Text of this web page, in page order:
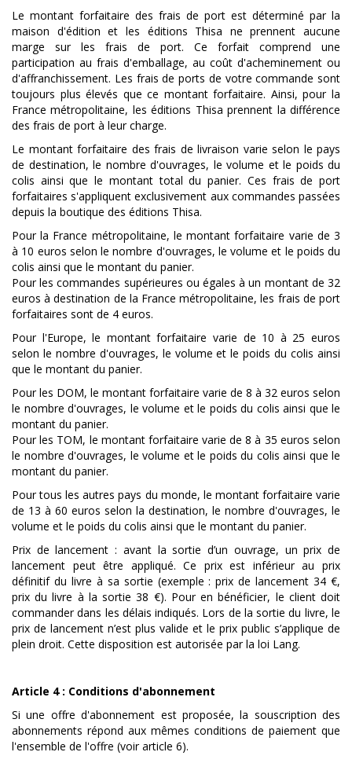
Le montant forfaitaire des frais de port est déterminé par la
maison d'édition et les éditions Thisa ne prennent aucune
marge sur les frais de port. Ce forfait comprend une
participation au frais d'emballage, au coût d'acheminement ou
d'affranchissement. Les frais de ports de votre commande sont
toujours plus élevés que ce montant forfaitaire. Ainsi, pour la
France métropolitaine, les éditions Thisa prennent la différence
des frais de port à leur charge.
Le montant forfaitaire des frais de livraison varie selon le pays
de destination, le nombre d'ouvrages, le volume et le poids du
colis ainsi que le montant total du panier. Ces frais de port
forfaitaires s'appliquent exclusivement aux commandes passées
depuis la boutique des éditions Thisa.
Pour la France métropolitaine, le montant forfaitaire varie de 3
à 10 euros selon le nombre d'ouvrages, le volume et le poids du
colis ainsi que le montant du panier.
Pour les commandes supérieures ou égales à un montant de 32
euros à destination de la France métropolitaine, les frais de port
forfaitaires sont de 4 euros.
Pour l'Europe, le montant forfaitaire varie de 10 à 25 euros
selon le nombre d'ouvrages, le volume et le poids du colis ainsi
que le montant du panier.
Pour les DOM, le montant forfaitaire varie de 8 à 32 euros selon
le nombre d'ouvrages, le volume et le poids du colis ainsi que le
montant du panier.
Pour les TOM, le montant forfaitaire varie de 8 à 35 euros selon
le nombre d'ouvrages, le volume et le poids du colis ainsi que le
montant du panier.
Pour tous les autres pays du monde, le montant forfaitaire varie
de 13 à 60 euros selon la destination, le nombre d'ouvrages, le
volume et le poids du colis ainsi que le montant du panier.
Prix de lancement : avant la sortie d’un ouvrage, un prix de
lancement peut être appliqué. Ce prix est inférieur au prix
définitif du livre à sa sortie (exemple : prix de lancement 34 €,
prix du livre à la sortie 38 €). Pour en bénéficier, le client doit
commander dans les délais indiqués. Lors de la sortie du livre, le
prix de lancement n’est plus valide et le prix public s’applique de
plein droit. Cette disposition est autorisée par la loi Lang.
Article 4 : Conditions d'abonnement
Si une offre d'abonnement est proposée, la souscription des
abonnements répond aux mêmes conditions de paiement que
l'ensemble de l'offre (voir article 6).